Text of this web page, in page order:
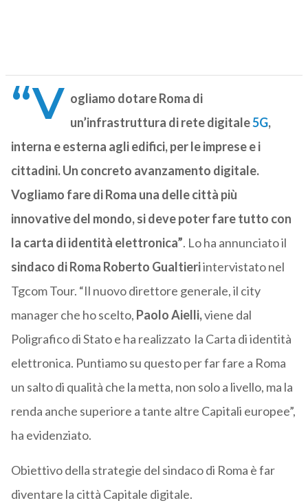
“V ogliamo dotare Roma di
un’infrastruttura di rete digitale5G,
interna e esterna agli edifici, per le imprese e i
cittadini. Un concreto avanzamento digitale.
Vogliamo fare di Roma una delle città più
innovative del mondo, si deve poter fare tutto con
la carta di identità elettronica”. Lo ha annunciato il
sindaco di Roma Roberto Gualtieriintervistato nel
Tgcom Tour. “Il nuovo direttore generale, il city
manager che ho scelto, Paolo Aielli,viene dal
Poligrafico di Stato e ha realizzato la Carta di identità
elettronica. Puntiamo su questo per far fare a Roma
un salto di qualità che la metta, non solo a livello, ma la
renda anche superiore a tante altre Capitali europee”,
ha evidenziato.
Obiettivo della strategie del sindaco di Roma è far
diventare la città Capitale digitale.